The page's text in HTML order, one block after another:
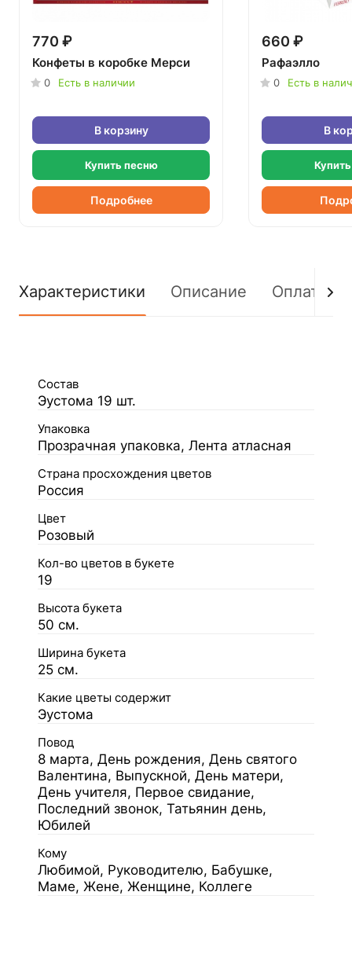
770 ₽
Конфеты в коробке Мерси
0 Есть в наличии
В корзину
Купить песню
Подробнее
660 ₽
Рафаэлло
0 Есть в
В
Характеристики Описание Оплата
Состав
Эустома 19 шт.
Упаковка
Прозрачная упаковка, Лента атласная
Страна просхождения цветов
Россия
Цвет
Розовый
Кол-во цветов в букете
19
Высота букета
50 см.
Ширина букета
25 см.
Какие цветы содержит
Эустома
Повод
8 марта, День рождения, День святого
Валентина, Выпускной, День матери,
День учителя, Первое свидание,
Последний звонок, Татьянин день,
Юбилей
Кому
Любимой, Руководителю, Бабушке,
Маме, Жене, Женщине, Коллеге